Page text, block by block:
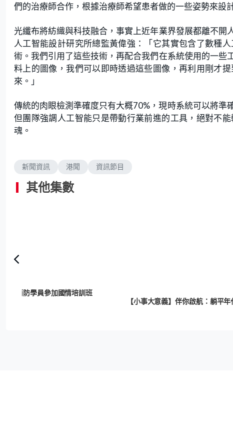
們的治療師合作，根據治療師希望患者做的一些姿勢來設
光纖布將紡織與科技融合，事實上近年業界發展都離不開
人工智能設計研究所總監黃偉強：「它其實包含了數種
術。我們引用了這些技術，再配合我們在系統使用的一
料上的圖像，我們可以即時透過這些圖像，再利用剛才
來。」
傳統的肉眼檢測準確度只有大概70%，現時系統可以將準
但團隊強調人工智能只是帶動行業前進的工具，絕對不
魂。
新聞資訊 港聞 資訊節目
其他集數
下｜消防學員參加國情培訓班